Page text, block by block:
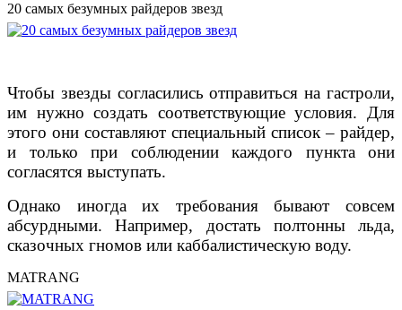
20 самых безумных райдеров звезд
Чтобы звезды согласились отправиться на гастроли,
им нужно создать соответствующие условия. Для
этого они составляют специальный список – райдер,
и только при соблюдении каждого пункта они
согласятся выступать.
Однако иногда их требования бывают совсем
абсурдными. Например, достать полтонны льда,
сказочных гномов или каббалистическую воду.
MATRANG